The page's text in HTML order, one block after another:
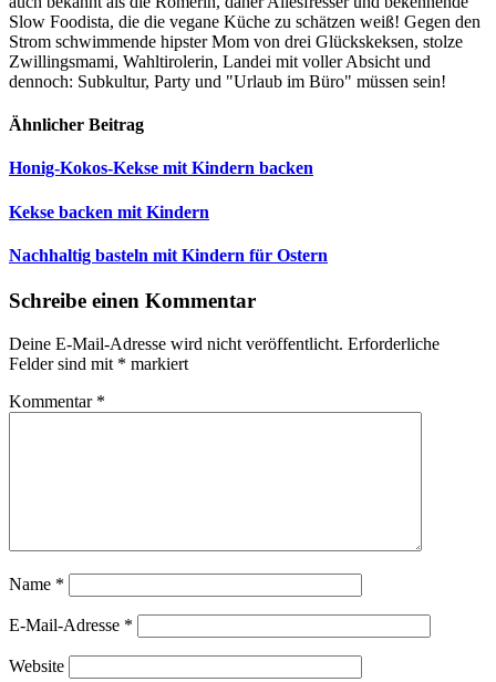
Slow Foodista, die die vegane Küche zu schätzen weiß! Gegen den
Strom schwimmende hipster Mom von drei Glückskeksen, stolze
Zwillingsmami, Wahltirolerin, Landei mit voller Absicht und
dennoch: Subkultur, Party und "Urlaub im Büro" müssen sein!
Ähnlicher Beitrag
Honig-Kokos-Kekse mit Kindern backen
Kekse backen mit Kindern
Nachhaltig basteln mit Kindern für Ostern
Schreibe einen Kommentar
Deine E-Mail-Adresse wird nicht veröffentlicht. Erforderliche
Felder sind mit * markiert
Kommentar *
Name *
E-Mail-Adresse *
Website